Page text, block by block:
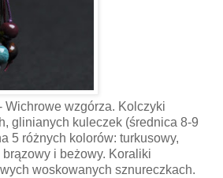
Wichrowe wzgórza. Kolczyki
glinianych kuleczek (średnica 8-9
5 różnych kolorów: turkusowy,
brązowy i beżowy. Koraliki
woskowanych sznureczkach.